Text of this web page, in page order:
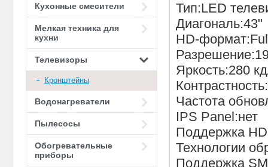
Кухонные смесители
Мелкая техника для
кухни
Телевизоры
Кронштейны
Водонагреватели
Пылесосы
Обогревательные
приборы
Тип:LED
Диагональ:43"
HD-
Яркость:280
Частота
IPS Panel:нет
Поддержка
Технологии
Поддержка